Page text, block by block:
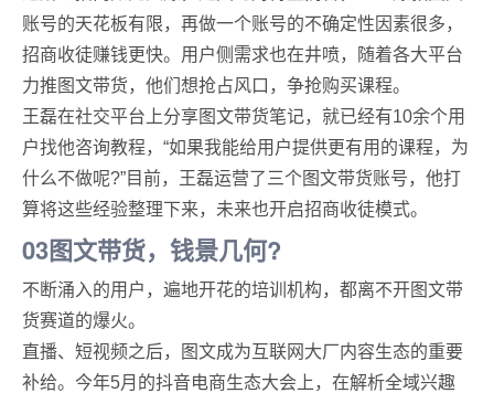
账号的天花板有限，再做一个账号的不确定性因素很多，
招商收徒赚钱更快。用户侧需求也在井喷，随着各大平台
力推图文带货，他们想抢占风口，争抢购买课程。
王磊在社交平台上分享图文带货笔记，就已经有10余个用
户找他咨询教程，“如果我能给用户提供更有用的课程，为
什么不做呢?”目前，王磊运营了三个图文带货账号，他打
算将这些经验整理下来，未来也开启招商收徒模式。
03图文带货，钱景几何?
不断涌入的用户，遍地开花的培训机构，都离不开图文带
货赛道的爆火。
直播、短视频之后，图文成为互联网大厂内容生态的重要
补给。今年5月的抖音电商生态大会上，在解析全域兴趣